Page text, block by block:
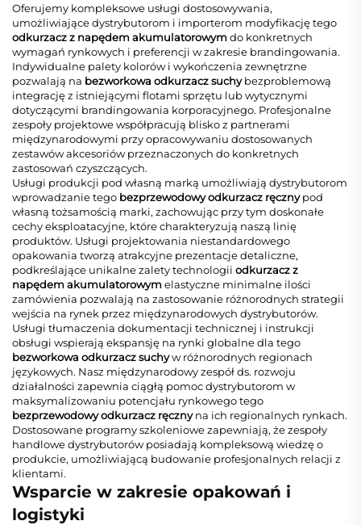
Oferujemy kompleksowe usługi dostosowywania,
umożliwiające dystrybutorom i importerom modyfikację tego
odkurzacz z napędem akumulatorowymdo konkretnych
wymagań rynkowych i preferencji w zakresie brandingowania.
Indywidualne palety kolorów i wykończenia zewnętrzne
pozwalają na bezworkowa odkurzacz suchybezproblemową
integrację z istniejącymi flotami sprzętu lub wytycznymi
dotyczącymi brandingowania korporacyjnego. Profesjonalne
zespoły projektowe współpracują blisko z partnerami
międzynarodowymi przy opracowywaniu dostosowanych
zestawów akcesoriów przeznaczonych do konkretnych
zastosowań czyszczących.
Usługi produkcji pod własną marką umożliwiają dystrybutorom
wprowadzanie tego bezprzewodowy odkurzacz ręcznypod
własną tożsamością marki, zachowując przy tym doskonałe
cechy eksploatacyjne, które charakteryzują naszą linię
produktów. Usługi projektowania niestandardowego
opakowania tworzą atrakcyjne prezentacje detaliczne,
podkreślające unikalne zalety technologii odkurzacz z
napędem akumulatorowymelastyczne minimalne ilości
zamówienia pozwalają na zastosowanie różnorodnych strategii
wejścia na rynek przez międzynarodowych dystrybutorów.
Usługi tłumaczenia dokumentacji technicznej i instrukcji
obsługi wspierają ekspansję na rynki globalne dla tego
bezworkowa odkurzacz suchyw różnorodnych regionach
językowych. Nasz międzynarodowy zespół ds. rozwoju
działalności zapewnia ciągłą pomoc dystrybutorom w
maksymalizowaniu potencjału rynkowego tego
bezprzewodowy odkurzacz ręcznyna ich regionalnych rynkach.
Dostosowane programy szkoleniowe zapewniają, że zespoły
handlowe dystrybutorów posiadają kompleksową wiedzę o
produkcie, umożliwiającą budowanie profesjonalnych relacji z
klientami.
Wsparcie w zakresie opakowań i
logistyki